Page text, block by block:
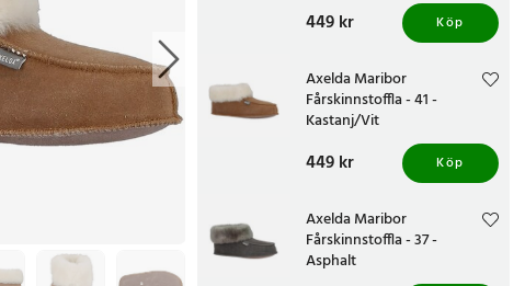
Pris: 449 kr
449 kr Köp
Axelda Maribor
Fårskinnstoffla - 41 -
Kastanj/Vit
Pris: 449 kr
449 kr Köp
Axelda Maribor
Fårskinnstoffla - 37 -
Asphalt